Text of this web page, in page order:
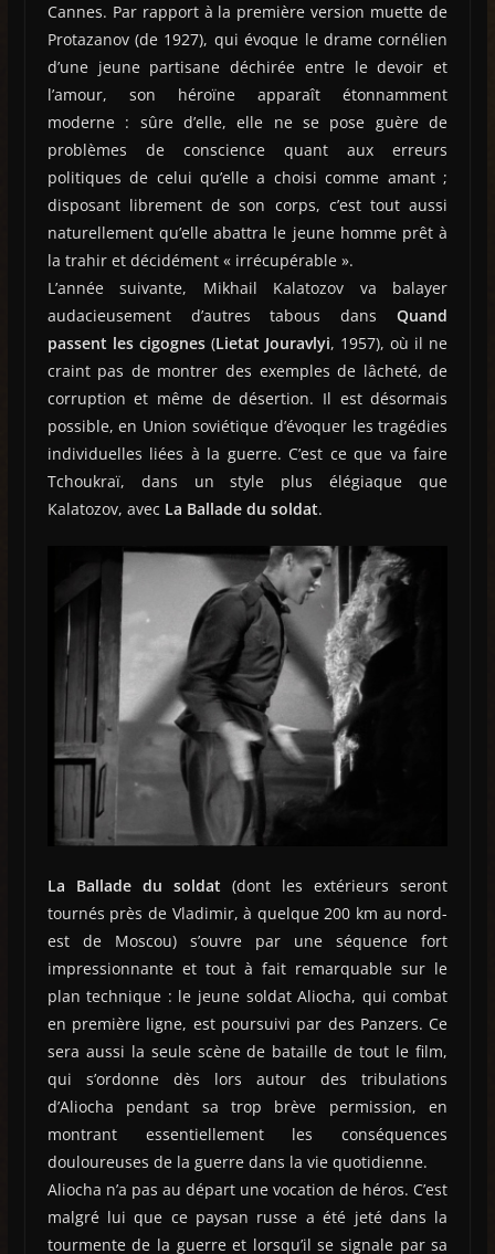
Cannes. Par rapport à la première version muette de
Protazanov (de 1927), qui évoque le drame cornélien
d’une jeune partisane déchirée entre le devoir et
l’amour, son héroïne apparaît étonnamment
moderne : sûre d’elle, elle ne se pose guère de
problèmes de conscience quant aux erreurs
politiques de celui qu’elle a choisi comme amant ;
disposant librement de son corps, c’est tout aussi
naturellement qu’elle abattra le jeune homme prêt à
la trahir et décidément « irrécupérable ».
L’année suivante, Mikhail Kalatozov va balayer
audacieusement d’autres tabous dansQuand
passent les cigognes(Lietat Jouravlyi, 1957), où il ne
craint pas de montrer des exemples de lâcheté, de
corruption et même de désertion. Il est désormais
possible, en Union soviétique d’évoquer les tragédies
individuelles liées à la guerre. C’est ce que va faire
Tchoukraï, dans un style plus élégiaque que
Kalatozov, avec La Ballade du soldat.
La Ballade du soldat (dont les extérieurs seront
tournés près de Vladimir, à quelque 200 km au nord-
est de Moscou) s’ouvre par une séquence fort
impressionnante et tout à fait remarquable sur le
plan technique : le jeune soldat Aliocha, qui combat
en première ligne, est poursuivi par des Panzers. Ce
sera aussi la seule scène de bataille de tout le film,
qui s’ordonne dès lors autour des tribulations
d’Aliocha pendant sa trop brève permission, en
montrant essentiellement les conséquences
douloureuses de la guerre dans la vie quotidienne.
Aliocha n’a pas au départ une vocation de héros. C’est
malgré lui que ce paysan russe a été jeté dans la
tourmente de la guerre et lorsqu’il se signale par sa